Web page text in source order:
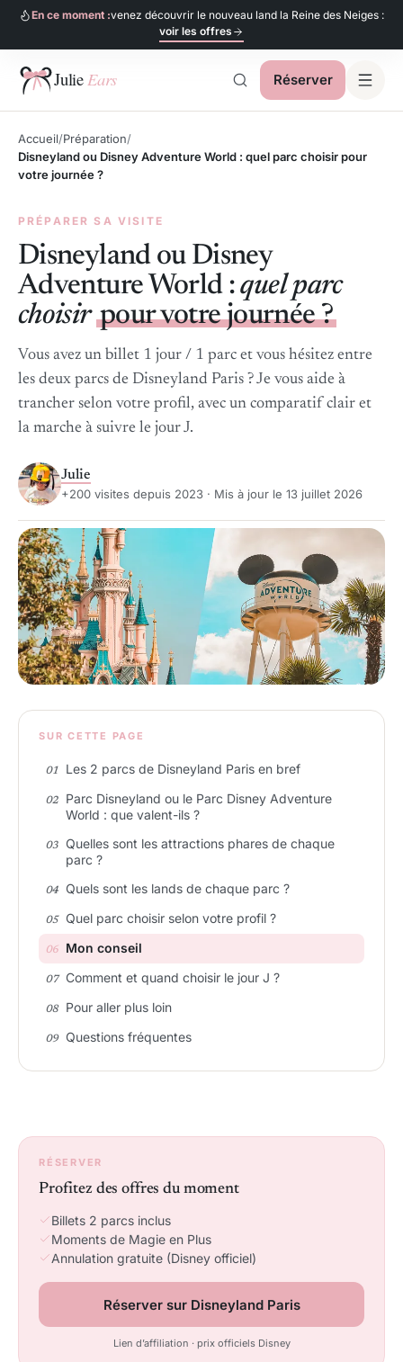
En ce moment :venez découvrir le nouveau land la Reine des Neiges :
voir les offres
Julie Ears
Réserver
Accueil Préparation
Disneyland ou Disney Adventure World : quel parc choisir pour
votre journée ?
PRÉPARER SA VISITE
Disneyland ou Disney
Adventure World :quel parc
choisir pour votre journée ?
Vous avez un billet 1 jour / 1 parc et vous hésitez entre
les deux parcs de Disneyland Paris ? Je vous aide à
trancher selon votre profil, avec un comparatif clair et
la marche à suivre le jour J.
Julie
+200 visites depuis 2023 · Mis à jour le 13 juillet 2026
SUR CETTE PAGE
Les 2 parcs de Disneyland Paris en bref
Parc Disneyland ou le Parc Disney Adventure
World : que valent-ils ?
Quelles sont les attractions phares de chaque
parc ?
Quels sont les lands de chaque parc ?
Quel parc choisir selon votre profil ?
Mon conseil
Comment et quand choisir le jour J ?
Pour aller plus loin
Questions fréquentes
RÉSERVER
Profitez des offres du moment
Billets 2 parcs inclus
Moments de Magie en Plus
Annulation gratuite (Disney officiel)
Réserver sur Disneyland Paris
Lien d’affiliation · prix officiels Disney